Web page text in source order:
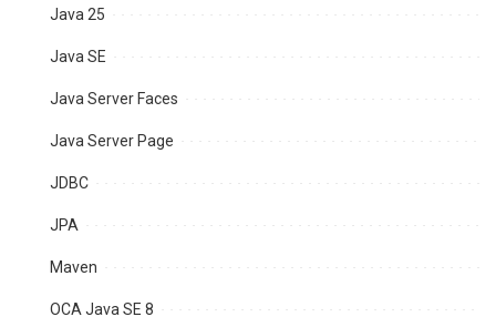
Java 25
Java SE
Java Server Faces
Java Server Page
JDBC
JPA
Maven
OCA Java SE 8